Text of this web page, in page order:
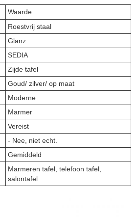
Waarde
Roestvrij staal
Glanz
SEDIA
Zijde tafel
Goud/ zilver/ op maat
Moderne
Marmer
Vereist
- Nee, niet echt.
Gemiddeld
Marmeren tafel, telefoon tafel,
salontafel